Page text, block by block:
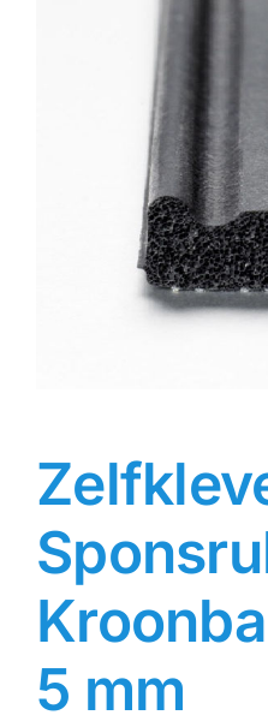
Rubbersoorten
Winkelmand
5 mm